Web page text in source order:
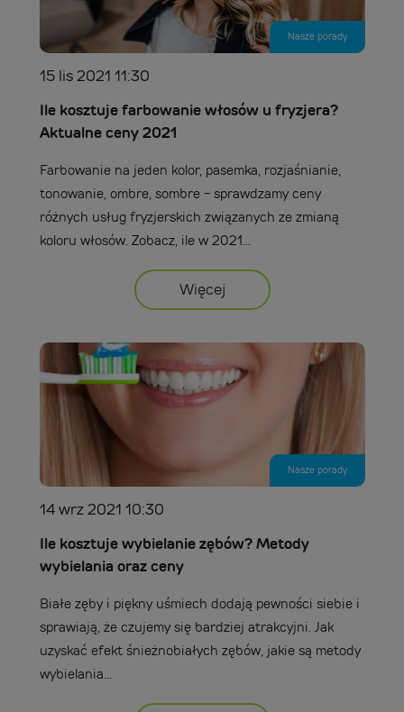
Nasze porady
15 lis 2021 11:30
Ile kosztuje farbowanie włosów u fryzjera?
Aktualne ceny 2021
Farbowanie na jeden kolor, pasemka, rozjaśnianie,
tonowanie, ombre, sombre - sprawdzamy ceny
różnych usług fryzjerskich związanych ze zmianą
koloru włosów. Zobacz, ile w 2021...
Więcej
Nasze porady
14 wrz 2021 10:30
Ile kosztuje wybielanie zębów? Metody
wybielania oraz ceny
Białe zęby i piękny uśmiech dodają pewności siebie i
sprawiają, że czujemy się bardziej atrakcyjni. Jak
uzyskać efekt śnieżnobiałych zębów, jakie są metody
wybielania...